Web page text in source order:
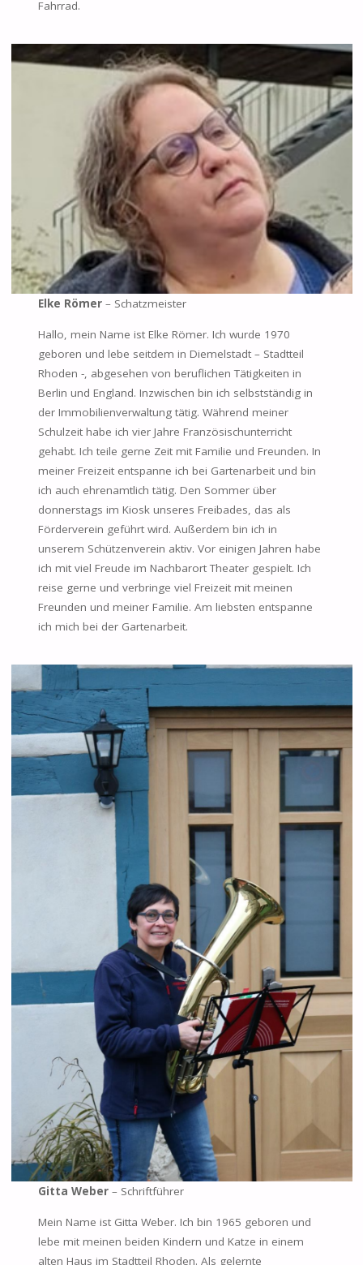
Fahrrad.
Elke Römer – Schatzmeister
Hallo, mein Name ist Elke Römer. Ich wurde 1970
geboren und lebe seitdem in Diemelstadt – Stadtteil
Rhoden -, abgesehen von beruflichen Tätigkeiten in
Berlin und England. Inzwischen bin ich selbstständig in
der Immobilienverwaltung tätig. Während meiner
Schulzeit habe ich vier Jahre Französischunterricht
gehabt. Ich teile gerne Zeit mit Familie und Freunden. In
meiner Freizeit entspanne ich bei Gartenarbeit und bin
ich auch ehrenamtlich tätig. Den Sommer über
donnerstags im Kiosk unseres Freibades, das als
Förderverein geführt wird. Außerdem bin ich in
unserem Schützenverein aktiv. Vor einigen Jahren habe
ich mit viel Freude im Nachbarort Theater gespielt. Ich
reise gerne und verbringe viel Freizeit mit meinen
Freunden und meiner Familie. Am liebsten entspanne
ich mich bei der Gartenarbeit.
Gitta Weber – Schriftführer
Mein Name ist Gitta Weber. Ich bin 1965 geboren und
lebe mit meinen beiden Kindern und Katze in einem
alten Haus im Stadtteil Rhoden. Als gelernte